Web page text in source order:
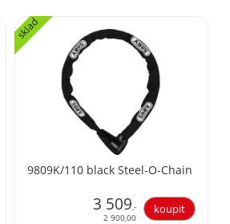
9809K/110 black Steel-O-Chain
sklad
3 509,-
2 900,00